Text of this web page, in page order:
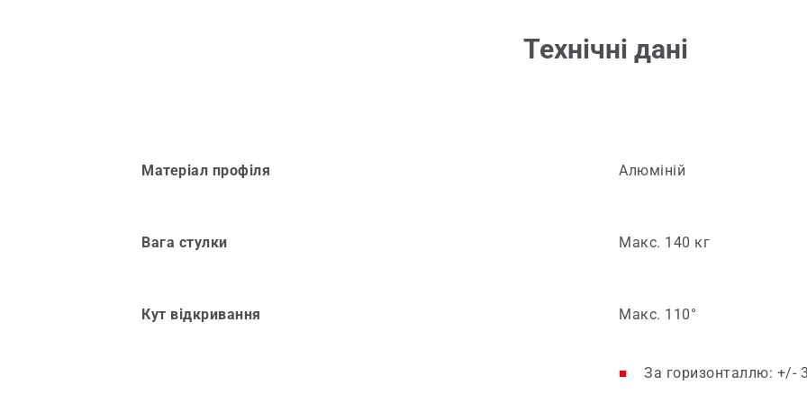
Технічні дані
Матеріал профіля Алюміній
Вага стулки Макс. 140 кг
Кут відкривання Макс. 110°
За горизонталлю: +/-